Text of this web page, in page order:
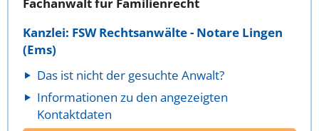
Kanzlei: FSW Rechtsanwälte - Notare Lingen
(Ems)
Das ist nicht der gesuchte Anwalt?
Informationen zu den angezeigten
Kontaktdaten